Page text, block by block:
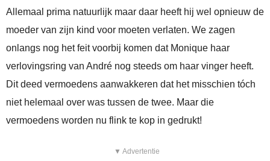
Allemaal prima natuurlijk maar daar heeft hij wel opnieuw de
moeder van zijn kind voor moeten verlaten. We zagen
onlangs nog het feit voorbij komen dat Monique haar
verlovingsring van André nog steeds om haar vinger heeft.
Dit deed vermoedens aanwakkeren dat het misschien tóch
niet helemaal over was tussen de twee. Maar die
vermoedens worden nu flink te kop in gedrukt!
▼ Advertentie